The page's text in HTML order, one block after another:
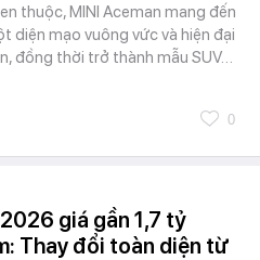
thuộc, MINI Aceman mang đến
diện mạo vuông vức và hiện đại
đồng thời trở thành mẫu SUV…
0
giá gần 1,7 tỷ
Thay đổi toàn diện từ